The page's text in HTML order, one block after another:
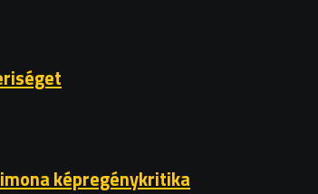
képregénykritika